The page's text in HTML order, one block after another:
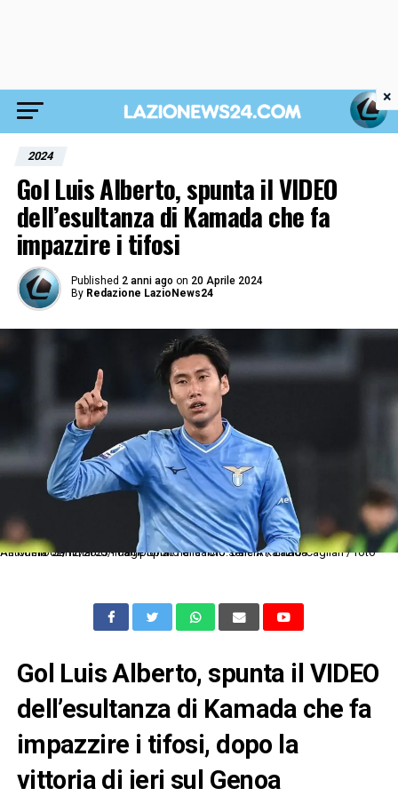
2024
Gol Luis Alberto, spunta il VIDEO
dell’esultanza di Kamada che fa
impazzire i tifosi
Published 2 anni ago on 20 Aprile 2024
By Redazione LazioNews24
As Roma 02/12/2023 - campionato di calcio serie A / Lazio-Cagliari / foto Antonello Sammarco/Image Sport nella foto: Daichi Kamada
Gol Luis Alberto, spunta il VIDEO
dell’esultanza di Kamada che fa
impazzire i tifosi, dopo la
vittoria di ieri sul Genoa
×